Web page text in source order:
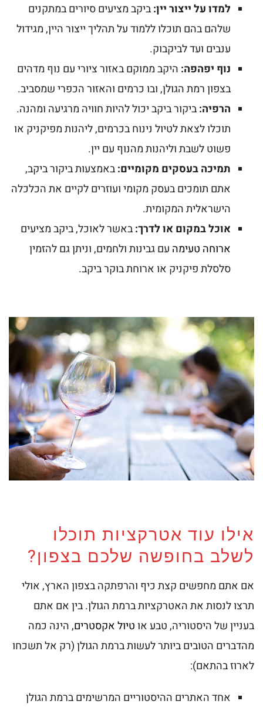
למדו על ייצור יין:ביקב מציעים סיורים במתקנים
שלהם בהם תוכלו ללמוד על תהליך ייצור היין, מגידול
ענבים ועד לביקבוק.
נוף יפהפה: היקב ממוקם באזור ציורי עם נוף מדהים
בצפון רמת הגולן, ובו כרמים והאזור הכפרי שמסביב.
הרפיה:ביקור ביקב יכול להיות חוויה מרגיעה ומהנה.
תוכלו לצאת לטיול נינוח בכרמים, ליהנות מפיקניק או
פשוט לשבת וליהנות מהנוף עם יין.
תמיכה בעסקים מקומיים:באמצעות ביקור ביקב,
אתם תומכים בעסק מקומי ועוזרים לקיים את הכלכלה
הישראלית המקומית.
אוכל במקום או לדרך:באשר לאוכל, ביקב מציעים
ארוחה טעימה עם גבינות ולחמים, וניתן גם להזמין
סלסלת פיקניק או ארוחת בוקר ביקב.
אילו עוד אטרקציות תוכלו
לשלב בחופשה שלכם בצפון?
אם אתם מחפשים קצת כיף והרפתקה בצפון הארץ, אולי
תרצו לנסות את האטרקציות ברמת הגולן. בין אם אתם
בעניין של היסטוריה, טבע אוטיול אקסטרים, הינה כמה
מהדברים הטובים ביותר לעשות ברמת הגולן (רק אל תשכחו
לארוז בהתאם):
אחד האתרים ההיסטוריים המרשימים ברמת הגולן